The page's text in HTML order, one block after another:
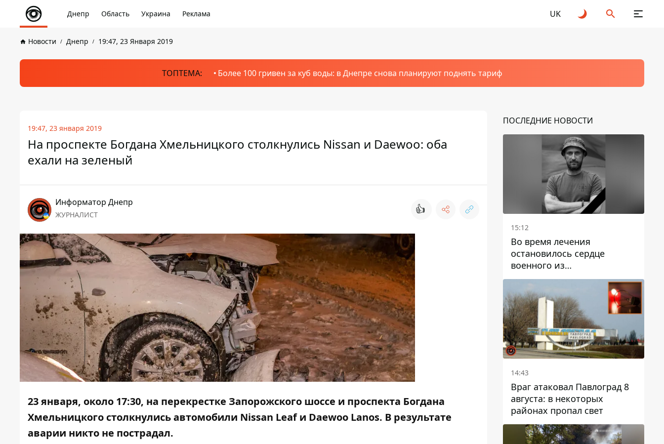
Днепр Область Украина Реклама UK
Новости Днепр 19:47, 23 Января 2019
ТОПТЕМА: Более 100 гривен за куб воды: в Днепре снова планируют поднять тариф
19:47, 23 января 2019
На проспекте Богдана Хмельницкого столкнулись Nissan и Daewoo: оба
ехали на зеленый
Информатор Днепр
ЖУРНАЛИСТ 👍
23 января, около 17:30, на перекрестке Запорожского шоссе и проспекта Богдана
Хмельницкого столкнулись автомобили Nissan Leaf и Daewoo Lanos. В результате
аварии никто не пострадал.
ПОСЛЕДНИЕ НОВОСТИ
15:12
Во время лечения
остановилось сердце
военного из
Днепропетровской области
Ростислава Лупашко
14:43
Враг атаковал Павлоград 8
августа: в некоторых
районах пропал свет